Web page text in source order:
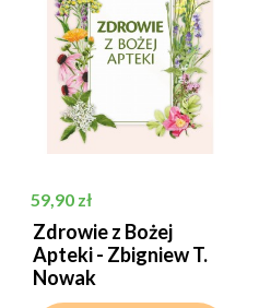
Cena
59,90 zł
Zdrowie z Bożej
Apteki - Zbigniew T.
Nowak